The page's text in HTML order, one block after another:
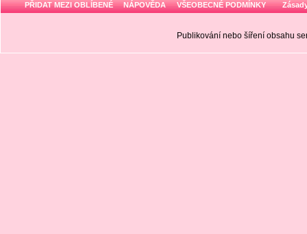
PŘIDAT MEZI OBLÍBENÉ NÁPOVĚDA VŠEOBECNÉ PODMÍNKY
Publikování nebo šíření obsahu